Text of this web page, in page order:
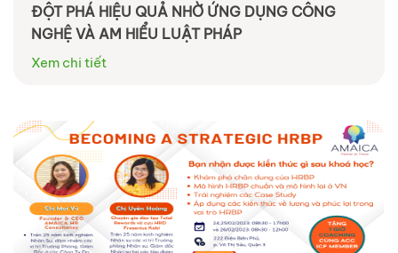
ĐỘT PHÁ HIỆU QUẢ NHỜ ỨNG DỤNG CÔNG
NGHỆ VÀ AM HIỂU LUẬT PHÁP
Xem chi tiết